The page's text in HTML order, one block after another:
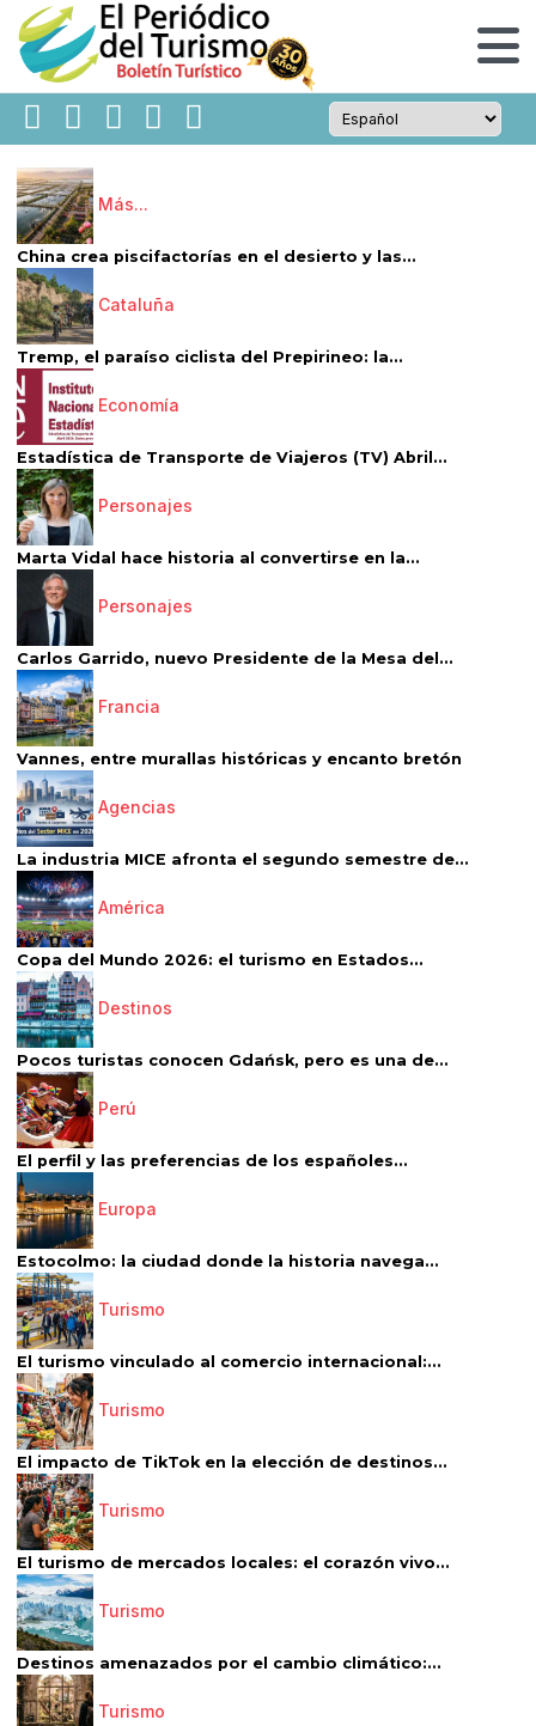
Más...
China crea piscifactorías en el desierto y las...
Cataluña
Tremp, el paraíso ciclista del Prepirineo: la...
Economía
Estadística de Transporte de Viajeros (TV) Abril...
Personajes
Marta Vidal hace historia al convertirse en la...
Personajes
Carlos Garrido, nuevo Presidente de la Mesa del...
Francia
Vannes, entre murallas históricas y encanto bretón
Agencias
La industria MICE afronta el segundo semestre de...
América
Copa del Mundo 2026: el turismo en Estados...
Destinos
Pocos turistas conocen Gdańsk, pero es una de...
Perú
El perfil y las preferencias de los españoles...
Europa
Estocolmo: la ciudad donde la historia navega...
Turismo
El turismo vinculado al comercio internacional:...
Turismo
El impacto de TikTok en la elección de destinos...
Turismo
El turismo de mercados locales: el corazón vivo...
Turismo
Destinos amenazados por el cambio climático:...
Turismo